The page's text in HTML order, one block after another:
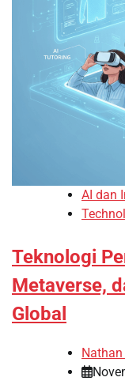
AI dan
Teknologi
Metaverse,
Global
Nathan